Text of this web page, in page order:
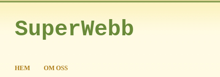
SuperWebb
HEM OM OSS